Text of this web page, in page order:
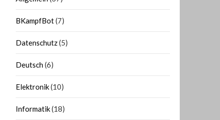
BKampfBot(7)
Datenschutz(5)
Deutsch(6)
Elektronik(10)
Informatik(18)